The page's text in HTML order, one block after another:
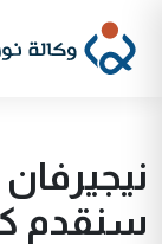
نيجيرفان
سنقدم